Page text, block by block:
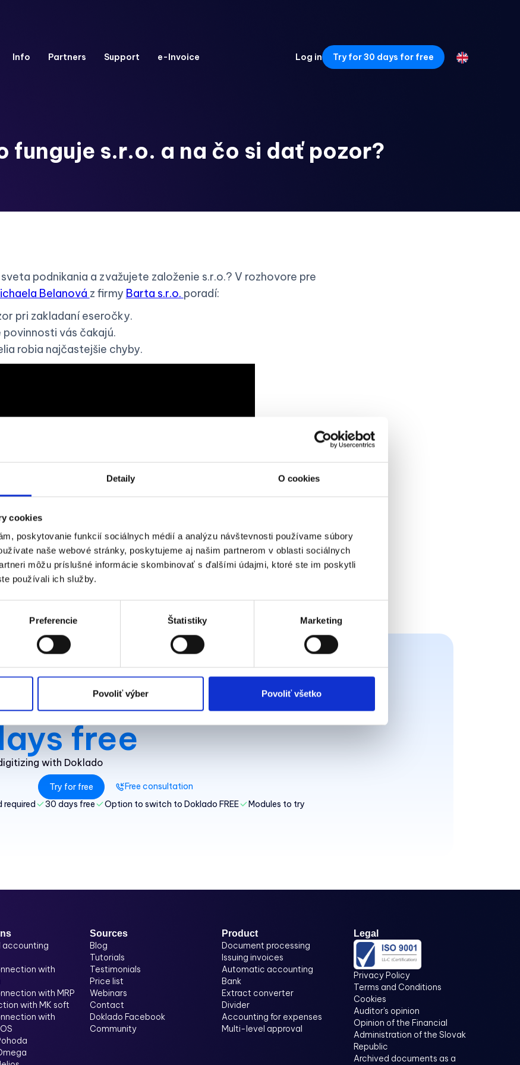
Detaily O cookies
cookies
poskytovanie funkcií sociálnych médií a analýzu návštevnosti používame súbory
naše webové stránky, poskytujeme aj našim partnerom v oblasti sociálnych
môžu príslušné informácie skombinovať s ďalšími údajmi, ktoré ste im poskytli
používali ich služby.
Preferencie Štatistiky Marketing
Povoliť výber Povoliť všetko
Info Partners Support e-Invoice Log in Try for 30 days for free
funguje s.r.o. a na čo si dať pozor?
podnikania a zvažujete založenie s.r.o.? V rozhovore pre
Belanová z firmy Barta s.r.o. poradí:
pri zakladaní eseročky.
vás čakajú.
robia najčastejšie chyby.
free
with Doklado
Try for free
Free consultation
required
30 days free Option to switch to Doklado FREE Modules to try
accounting
with
with MRP
with MK soft
with
Sources
Blog
Tutorials
Testimonials
Price list
Webinars
Contact
Doklado Facebook
Community
Product
Document processing
Issuing invoices
Automatic accounting
Bank
Extract converter
Divider
Accounting for expenses
Multi-level approval
Legal
Privacy Policy
Terms and Conditions
Cookies
Auditor's opinion
Opinion of the Financial
Administration of the Slovak
Republic
Archived documents as a